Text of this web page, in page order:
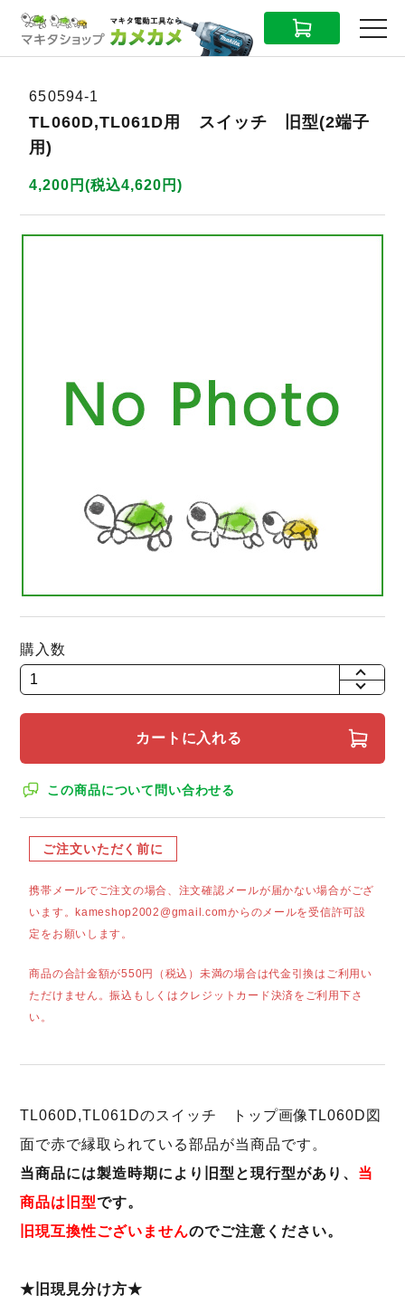
CART MENU
650594-1
TL060D,TL061D用 スイッチ 旧型(2端子
用)
4,200円(税込4,620円)
購入数
+
カートに入れる
この商品について問い合わせる
ご注文いただく前に
携帯メールでご注文の場合、注文確認メールが届かない場合がござ
います。kameshop2002@gmail.comからのメールを受信許可設
定をお願いします。
商品の合計金額が550円（税込）未満の場合は代金引換はご利用い
ただけません。振込もしくはクレジットカード決済をご利用下さ
い。
TL060D,TL061Dのスイッチ トップ画像TL060D図
面で赤で縁取られている部品が当商品です。
当商品には製造時期により旧型と現行型があり、 当
商品は旧型です。
旧現互換性ございませんのでご注意ください。
★旧現見分け方★